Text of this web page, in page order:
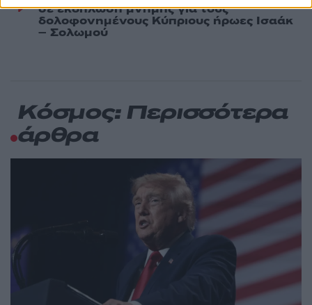
σε εκδήλωση μνήμης για τους
δολοφονημένους Κύπριους ήρωες Ισαάκ
– Σολωμού
Κόσμος: Περισσότερα
άρθρα